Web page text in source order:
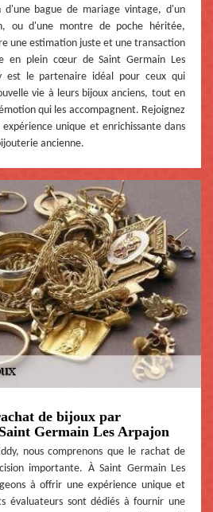
d'une bague de mariage vintage, d'un
ou d'une montre de poche héritée,
une estimation juste et une transaction
en plein cœur de Saint Germain Les
est le partenaire idéal pour ceux qui
vie à leurs bijoux anciens, tout en
qui les accompagnent. Rejoignez
unique et enrichissante dans
ancienne.
de bijoux par
Germain Les Arpajon
nous comprenons que le rachat de
importante. À Saint Germain Les
à offrir une expérience unique et
évaluateurs sont dédiés à fournir une